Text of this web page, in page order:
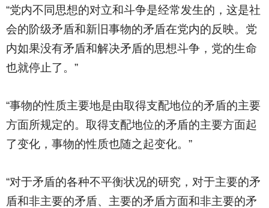
“党内不同思想的对立和斗争是经常发生的，这是社
会的阶级矛盾和新旧事物的矛盾在党内的反映。党
内如果没有矛盾和解决矛盾的思想斗争，党的生命
也就停止了。”
“事物的性质主要地是由取得支配地位的矛盾的主要
方面所规定的。取得支配地位的矛盾的主要方面起
了变化，事物的性质也随之起变化。”
“对于矛盾的各种不平衡状况的研究，对于主要的矛
盾和非主要的矛盾、主要的矛盾方面和非主要的矛